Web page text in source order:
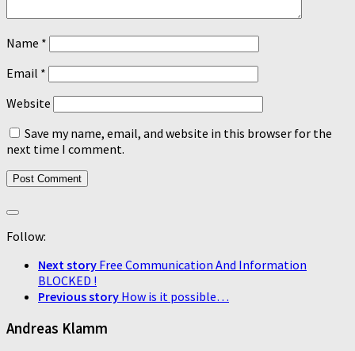
Name *
Email *
Website
Save my name, email, and website in this browser for the
next time I comment.
Follow:
Next story Free Communication And Information
BLOCKED !
Previous story How is it possible…
Andreas Klamm